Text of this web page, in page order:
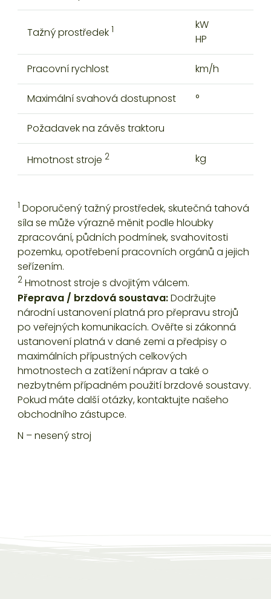
Tažný prostředek 1
kW
HP
Pracovní rychlost km/h
Maximální svahová dostupnost °
Požadavek na závěs traktoru
Hmotnost stroje 2 kg
1 Doporučený tažný prostředek, skutečná tahová
síla se může výrazně měnit podle hloubky
zpracování, půdních podmínek, svahovitosti
pozemku, opotřebení pracovních orgánů a jejich
seřízením.
2Hmotnost stroje s dvojitým válcem.
Přeprava / brzdová soustava:Dodržujte
národní ustanovení platná pro přepravu strojů
po veřejných komunikacích. Ověřte si zákonná
ustanovení platná v dané zemi a předpisy o
maximálních přípustných celkových
hmotnostech a zatížení náprav a také o
nezbytném případném použití brzdové soustavy.
Pokud máte další otázky, kontaktujte našeho
obchodního zástupce.
N – nesený stroj